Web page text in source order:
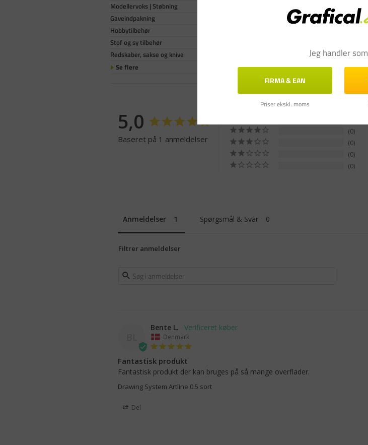
Modellervoks | Støbning
Gaveindpakning
Hobbytilbehør
Stof og sy tilbehør
Redskaber, sakse og knive
Se flere
5,0
Baseret på 1 anmeldelser
0
0
0
0
Anmeldelser Spørgsmål & Svar
Filtrer anmeldelser
Bente L.
Denmark
Fantastisk produkt
Fantastisk produkt der kan bruges på så mange overflader.
Drawing System Artline 0.5 sort
Del
Jeg handler som
FIRMA & EAN
Priser ekskl. moms